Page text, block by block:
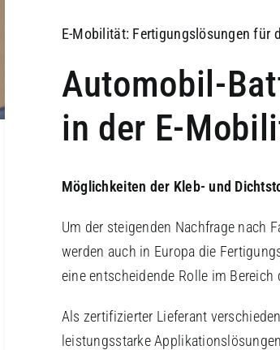
E-Mobilität: Fertigungslösungen für
Automobil-
in der E-
Möglichkeiten der Kleb- und
Um der steigenden Nachfrage nach
werden auch in Europa die
eine entscheidende Rolle im
Als zertifizierter Lieferant
leistungsstarke